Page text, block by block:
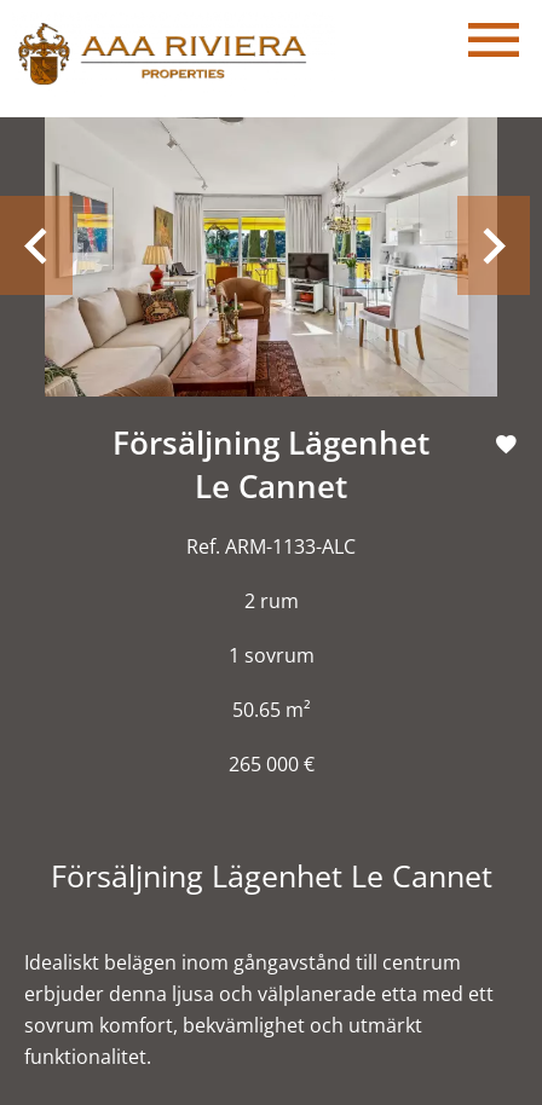
Försäljning Lägenhet
Le Cannet
Ref. ARM-1133-ALC
2 rum
1 sovrum
50.65 m²
265 000 €
Försäljning Lägenhet Le Cannet
Idealiskt belägen inom gångavstånd till centrum
erbjuder denna ljusa och välplanerade etta med ett
sovrum komfort, bekvämlighet och utmärkt
funktionalitet.